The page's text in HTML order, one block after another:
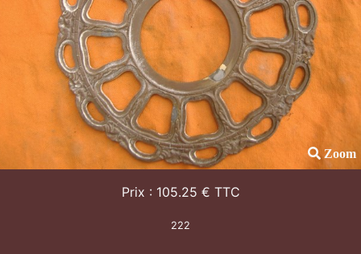
Zoom
Prix : 105.25 € TTC
222